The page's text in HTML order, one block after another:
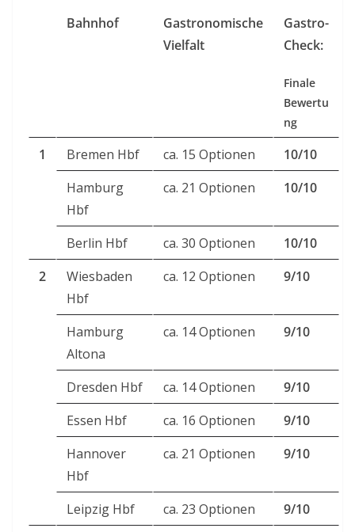
Bahnhof
Gastronomische
Vielfalt
Gastro-
Check:
Finale
Bewertu
ng
1 Bremen Hbf ca. 15 Optionen
10/10
Hamburg
Hbf
ca. 21 Optionen 10/10
Berlin Hbf ca. 30 Optionen
10/10
2
Wiesbaden
Hbf
ca. 12 Optionen 9/10
Hamburg
Altona
ca. 14 Optionen 9/10
Dresden Hbf ca. 14 Optionen
9/10
Essen Hbf
ca. 16 Optionen
9/10
Hannover
Hbf
ca. 21 Optionen 9/10
Leipzig Hbf ca. 23 Optionen
9/10